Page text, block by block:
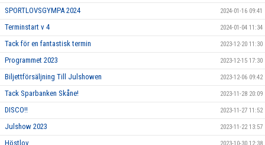
SPORTLOVSGYMPA 2024 2024-01-16 09:41
Terminstart v 4 2024-01-04 11:34
Tack för en fantastisk termin 2023-12-20 11:30
Programmet 2023 2023-12-15 17:30
Biljettförsäljning Till Julshowen 2023-12-06 09:42
Tack Sparbanken Skåne! 2023-11-28 20:09
DISCO!! 2023-11-27 11:52
Julshow 2023 2023-11-22 13:57
Höstlov